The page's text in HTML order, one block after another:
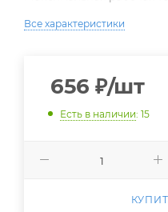
Все характеристики
656 ₽/шт
Есть в наличии: 15